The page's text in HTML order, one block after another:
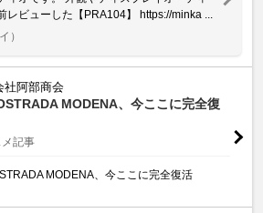
レビューした【PRA104】 https://minka ...
）
社阿部商会
MODENA、今ここに完全復
記事
MODENA、今ここに完全復活